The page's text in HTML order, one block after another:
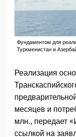
Фундаментом для
Туркменистан и
Реализация
месяцев и
млн., передает
ссылкой на